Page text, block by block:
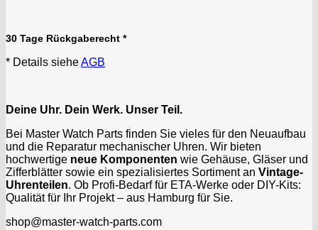
ST "Standard "
Tissot
30 Tage Rückgaberecht *
* Details sieheAGB
Deine Uhr. Dein Werk. Unser Teil.
Bei Master Watch Parts finden Sie vieles für den Neuaufbau
und die Reparatur mechanischer Uhren. Wir bieten
hochwertige neue Komponenten wie Gehäuse, Gläser und
Zifferblätter sowie ein spezialisiertes Sortiment an Vintage-
Uhrenteilen. Ob Profi-Bedarf für ETA-Werke oder DIY-Kits:
Qualität für Ihr Projekt – aus Hamburg für Sie.
shop@master-watch-parts.com